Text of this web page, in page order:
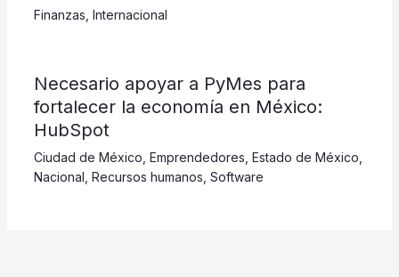
Finanzas Internacional
​​​​​Necesario apoyar a PyMes para
fortalecer la economía en México:
HubSpot
Ciudad de México Emprendedores Estado de México
Nacional Recursos humanos Software